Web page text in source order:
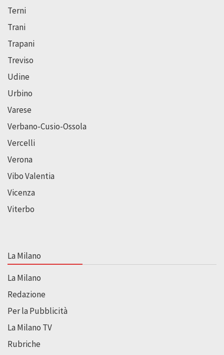
Terni
Trani
Trapani
Treviso
Udine
Urbino
Varese
Verbano-Cusio-Ossola
Vercelli
Verona
Vibo Valentia
Vicenza
Viterbo
La Milano
La Milano
Redazione
Per la Pubblicità
La Milano TV
Rubriche